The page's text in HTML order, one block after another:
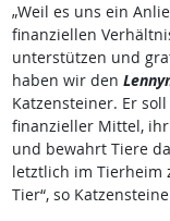
„Weil es uns ein
finanziellen
unterstützen und
haben wir den
Katzensteiner. Er
finanzieller Mittel,
und bewahrt Tiere
letztlich im Tierheim
Tier“, so